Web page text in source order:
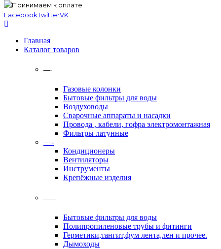
FacebookTwitterVK
Главная
Каталог товаров
—-
Газовые колонки
Бытовые фильтры для воды
Воздуховоды
Сварочные аппараты и насадки
Провода , кабели, гофра электромонтажная
Фильтры латунные
—-
Кондиционеры
Вентиляторы
Инструменты
Крепёжные изделия
——
Бытовые фильтры для воды
Полипропиленовые трубы и фитинги
Герметики,тангит,фум лента,лен и прочее.
Дымоходы